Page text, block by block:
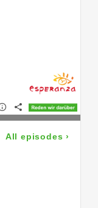
All episodes ›